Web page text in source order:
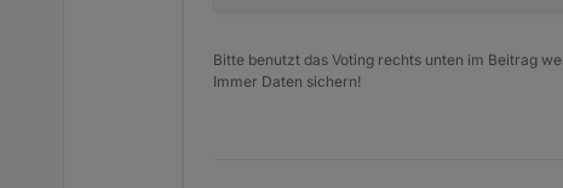
Bitte benutzt das Voting rechts unten im Beitrag
Immer Daten sichern!